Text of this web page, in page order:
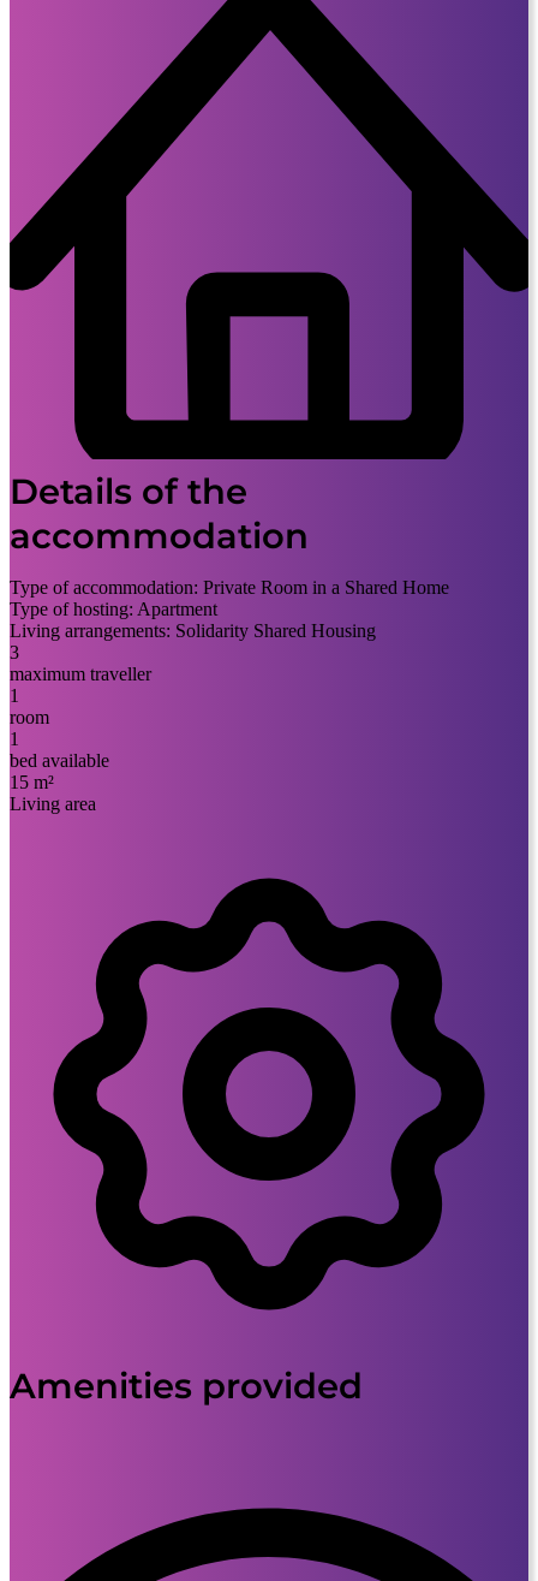
Details of the
accommodation
Type of accommodation: Private Room in a Shared Home
Type of hosting: Apartment
Living arrangements: Solidarity Shared Housing
3
maximum traveller
1
room
1
bed available
15 m²
Living area
Amenities provided